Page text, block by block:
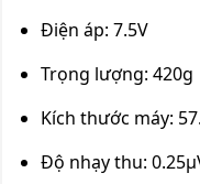
Điện áp: 7.5V
Trọng lượng: 420g
Kích thước máy:
Độ nhạy thu: